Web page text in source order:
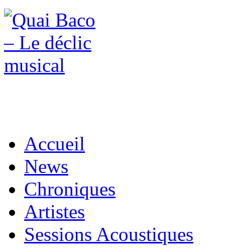
Accueil
News
Chroniques
Artistes
Sessions Acoustiques